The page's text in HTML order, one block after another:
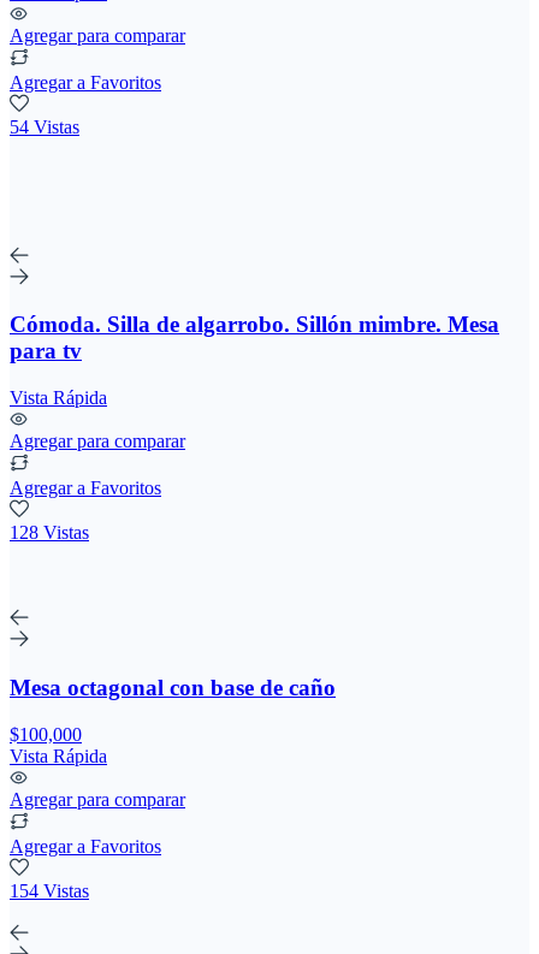
Agregar para comparar
Agregar a Favoritos
54 Vistas
Cómoda. Silla de algarrobo. Sillón mimbre. Mesa
para tv
Vista Rápida
Agregar para comparar
Agregar a Favoritos
128 Vistas
Mesa octagonal con base de caño
$100,000
Vista Rápida
Agregar para comparar
Agregar a Favoritos
154 Vistas